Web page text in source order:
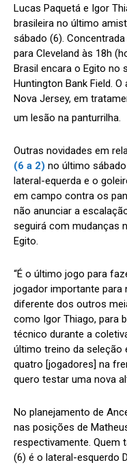
Lucas Paquetá e Igor
brasileira no último
sábado (6).
para Cleveland às 18h
Brasil encara o Egito no
Huntington Bank Field.
Nova Jersey, em
um lesão na panturrilha.
Outras novidades em
(6 a 2) no último
lateral-equerda e o
em campo contra os
não anunciar a
seguirá com mudanças
Egito.
“É o último jogo para
jogador importante
diferente dos outros
como Igor Thiago, para
técnico durante a
último treino da seleção
quatro [jogadores] na
quero testar uma nova
No planejamento de
nas posições de
respectivamente. Quem
(6) é o lateral-esquerdo